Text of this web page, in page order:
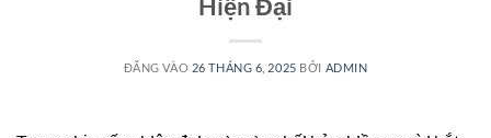
ĐĂNG VÀO 26 THÁNG 6, 2025 BỞI ADMIN